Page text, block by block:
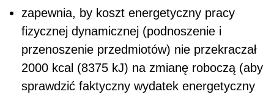
zapewnia, by koszt energetyczny pracy
fizycznej dynamicznej (podnoszenie i
przenoszenie przedmiotów) nie przekraczał
2000 kcal (8375 kJ) na zmianę roboczą (aby
sprawdzić faktyczny wydatek energetyczny